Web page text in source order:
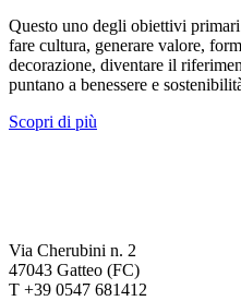
Questo uno degli obiettivi
fare cultura, generare valore,
decorazione, diventare il
puntano a benessere e
Scopri di più
Via Cherubini n. 2
47043 Gatteo (FC)
T +39 0547 681412